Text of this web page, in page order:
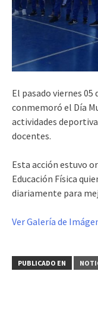
El pasado viernes
conmemoró el Día
actividades
docentes.
Esta acción estuvo
Educación Física
diariamente para
Ver Galería de
PUBLICADO EN